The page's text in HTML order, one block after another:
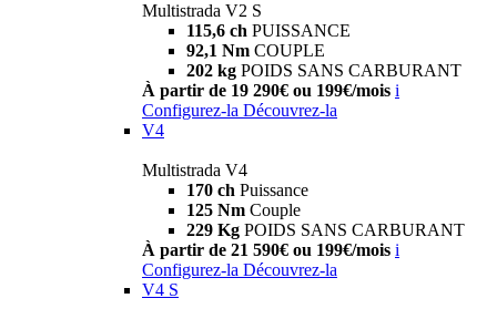
Multistrada V2 S
115,6 ch PUISSANCE
92,1 Nm COUPLE
202 kg POIDS SANS CARBURANT
À partir de 19 290€ ou 199€/mois i
Configurez-la Découvrez-la
V4
Multistrada V4
170 ch Puissance
125 Nm Couple
229 Kg POIDS SANS CARBURANT
À partir de 21 590€ ou 199€/mois i
Configurez-la Découvrez-la
V4 S